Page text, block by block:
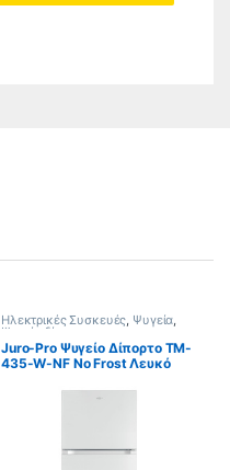
Ηλεκτρικές Συσκευές, Ψυγεία,
Ψυγεία δίπορτα
Juro-Pro Ψυγείο Δίπορτο TM-
435-W-NF No Frost Λευκό